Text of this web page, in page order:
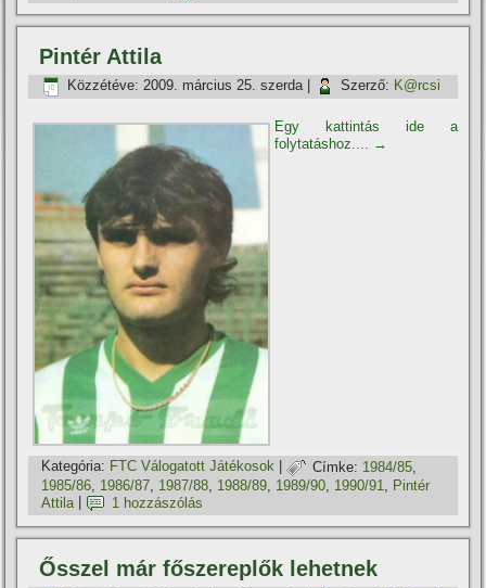
Pintér Attila
Közzétéve: 2009. március 25. szerda| Szerző: K@rcsi
Egy kattintás ide a
folytatáshoz....
→
Kategória: FTC Válogatott Játékosok | Címke: 1984/85
1985/86, 1986/87, 1987/88, 1988/89, 1989/90, 1990/91, Pintér
Attila
1 hozzászólás
Ősszel már főszereplők lehetnek